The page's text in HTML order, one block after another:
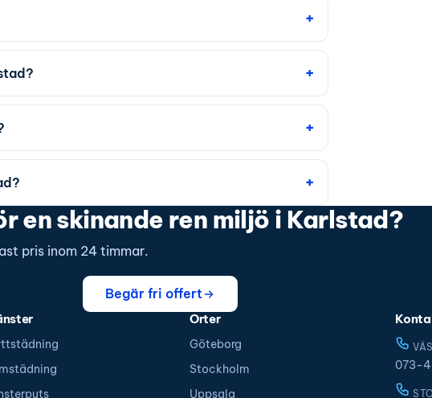
en skinande ren miljö i Karlstad?
pris inom 24 timmar.
Begär fri offert
Orter
Göteborg
Stockholm
Uppsala
073-